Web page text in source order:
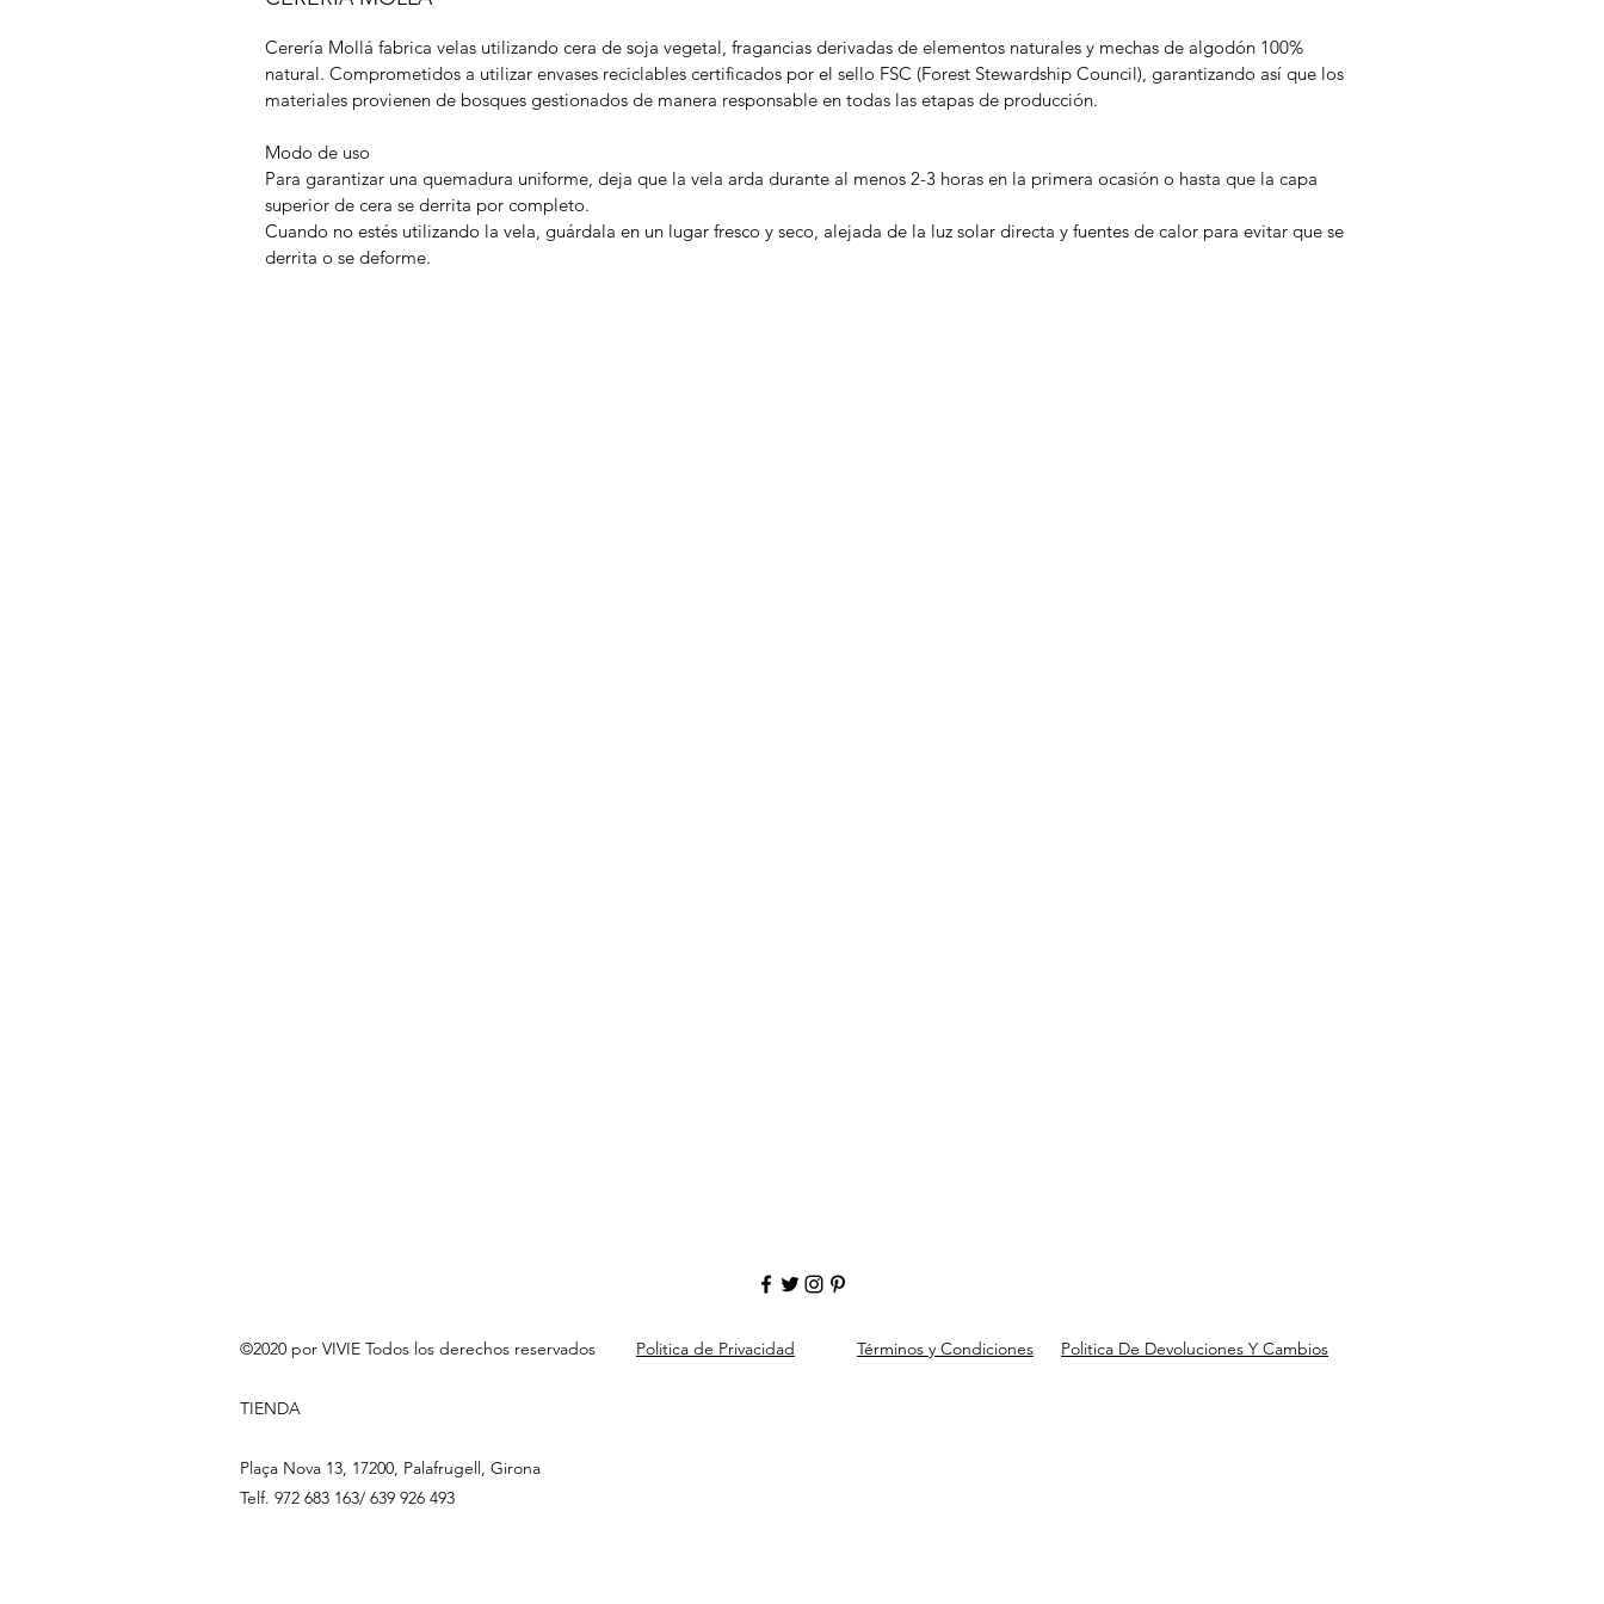
Cerería Mollá fabrica velas utilizando cera de soja vegetal, fragancias derivadas de elementos naturales y mechas de algodón 100%
natural. Comprometidos a utilizar envases reciclables certificados por el sello FSC (Forest Stewardship Council), garantizando así que los
materiales provienen de bosques gestionados de manera responsable en todas las etapas de producción.
Modo de uso
Para garantizar una quemadura uniforme, deja que la vela arda durante al menos 2-3 horas en la primera ocasión o hasta que la capa
superior de cera se derrita por completo.
Cuando no estés utilizando la vela, guárdala en un lugar fresco y seco, alejada de la luz solar directa y fuentes de calor para evitar que se
derrita o se deforme.
©2020 por VIVIE Todos los derechos reservados
TIENDA
Plaça Nova 13, 17200, Palafrugell, Girona
Telf. 972 683 163/ 639 926 493
Politica de Privacidad Términos y Condiciones Politica De Devoluciones Y Cambios